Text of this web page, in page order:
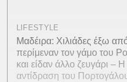
LIFESTYLE
Μαδέιρα: Χιλιάδες έξω
περίμεναν τον γάμο του
και είδαν άλλο ζευγάρι – Η
αντίδραση του